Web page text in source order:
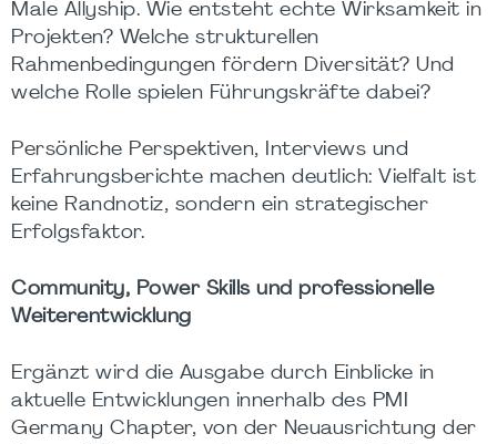
Male Allyship. Wie entsteht echte Wirksamkeit in
Projekten? Welche strukturellen
Rahmenbedingungen fördern Diversität? Und
welche Rolle spielen Führungskräfte dabei?
Persönliche Perspektiven, Interviews und
Erfahrungsberichte machen deutlich: Vielfalt ist
keine Randnotiz, sondern ein strategischer
Erfolgsfaktor.
Community, Power Skills und professionelle
Weiterentwicklung
Ergänzt wird die Ausgabe durch Einblicke in
aktuelle Entwicklungen innerhalb des PMI
Germany Chapter, von der Neuausrichtung der